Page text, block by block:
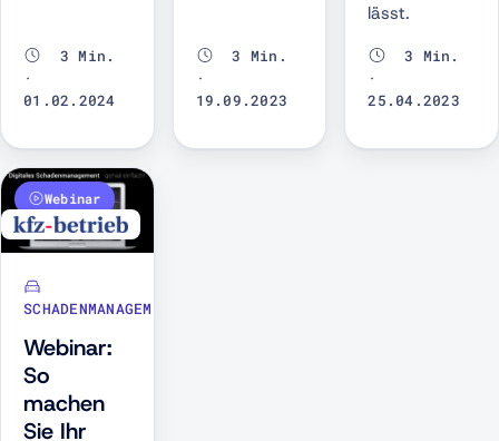
3 Min.
·
01.02.2024
3 Min.
·
19.09.2023
lässt.
3 Min.
·
25.04.2023
Webinar
SCHADENMANAGEMENT
Webinar:
So
machen
Sie Ihr